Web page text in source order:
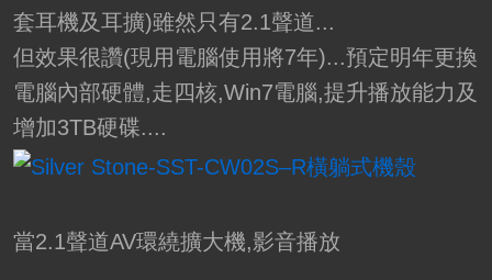
套耳機及耳擴)雖然只有2.1聲道...
但效果很讚(現用電腦使用將7年)...預定明年更換
電腦內部硬體,走四核,Win7電腦,提升播放能力及
增加3TB硬碟....
當2.1聲道AV環繞擴大機,影音播放